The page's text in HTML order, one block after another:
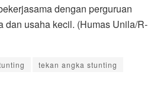
dengan perguruan
dan usaha kecil. (Humas Unila/R-
tekan angka stunting